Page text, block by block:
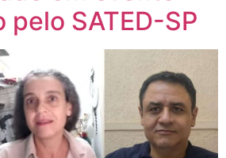
pelo SATED-SP